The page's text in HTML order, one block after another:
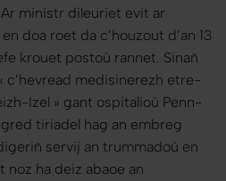
ministr dileuriet evit ar
doa roet da c’houzout d’an 13
krouet postoù rannet. Sinañ
c’hevread medisinerezh etre-
Izel » gant ospitalioù Penn-
tiriadel hag an embreg
servij an trummadoù en
noz ha deiz abaoe an